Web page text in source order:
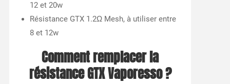
12 et 20w
Résistance GTX 1.2Ω Mesh, à utiliser entre
8 et 12w
Comment remplacer la
résistance GTX Vaporesso ?